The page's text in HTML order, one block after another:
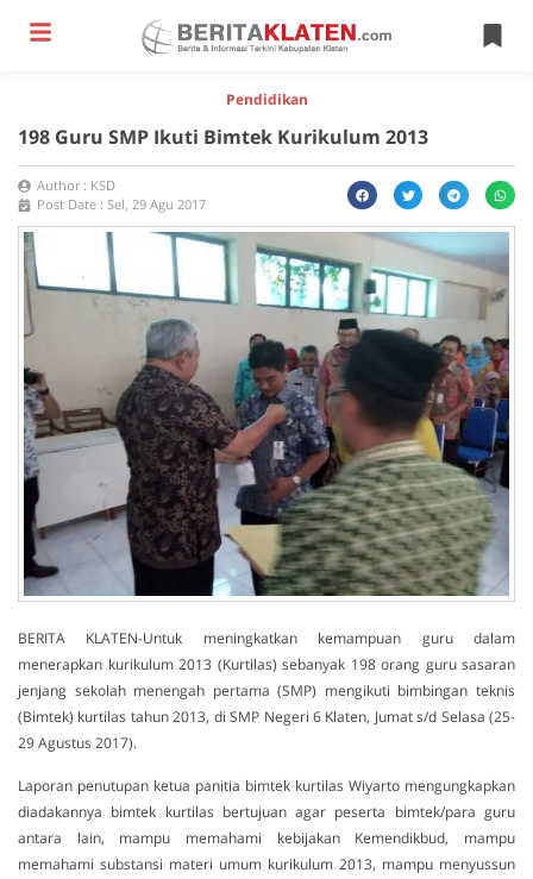
Pendidikan
198 Guru SMP Ikuti Bimtek Kurikulum 2013
Author : KSD
Post Date : Sel, 29 Agu 2017
BERITA KLATEN-Untuk meningkatkan kemampuan guru dalam
menerapkan kurikulum 2013 (Kurtilas) sebanyak 198 orang guru sasaran
jenjang sekolah menengah pertama (SMP) mengikuti bimbingan teknis
(Bimtek) kurtilas tahun 2013, di SMP Negeri 6 Klaten, Jumat s/d Selasa (25-
29 Agustus 2017).
Laporan penutupan ketua panitia bimtek kurtilas Wiyarto mengungkapkan
diadakannya bimtek kurtilas bertujuan agar peserta bimtek/para guru
antara lain, mampu memahami kebijakan Kemendikbud, mampu
memahami substansi materi umum kurikulum 2013, mampu menyussun